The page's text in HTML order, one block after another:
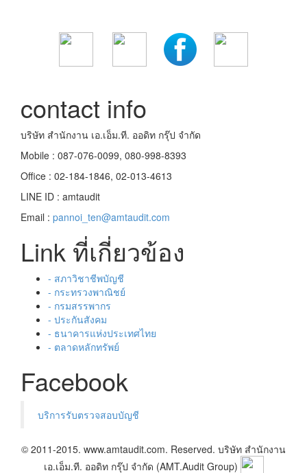
contact info
บริษัท สำนักงาน เอ.เอ็ม.ที. ออดิท กรุ๊ป จำกัด
Mobile : 087-076-0099, 080-998-8393
Office : 02-184-1846, 02-013-4613
LINE ID : amtaudit
Email : pannoi_ten@amtaudit.com
Link ที่เกี่ยวข้อง
- สภาวิชาชีพบัญชี
- กระทรวงพาณิชย์
- กรมสรรพากร
- ประกันสังคม
- ธนาคารแห่งประเทศไทย
- ตลาดหลักทรัพย์
Facebook
บริการรับตรวจสอบบัญชี
© 2011-2015. www.amtaudit.com. Reserved. บริษัท สำนักงาน
เอ.เอ็ม.ที. ออดิท กรุ๊ป จำกัด (AMT.Audit Group)